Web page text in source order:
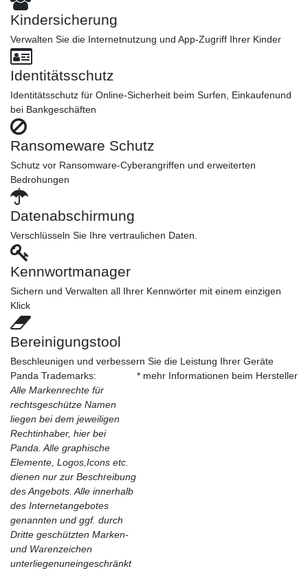
Kindersicherung
Verwalten Sie die Internetnutzung und App-Zugriff Ihrer Kinder
Identitätsschutz
Identitätsschutz für Online-Sicherheit beim Surfen, Einkaufenund
bei Bankgeschäften
Ransomeware Schutz
Schutz vor Ransomware-Cyberangriffen und erweiterten
Bedrohungen
Datenabschirmung
Verschlüsseln Sie Ihre vertraulichen Daten.
Kennwortmanager
Sichern und Verwalten all Ihrer Kennwörter mit einem einzigen
Klick
Bereinigungstool
Beschleunigen und verbessern Sie die Leistung Ihrer Geräte
* mehr Informationen beim Hersteller
Panda Trademarks:
Alle Markenrechte für
rechtsgeschütze Namen
liegen bei dem jeweiligen
Rechtinhaber, hier bei
Panda. Alle graphische
Elemente, Logos,Icons etc.
dienen nur zur Beschreibung
des Angebots. Alle innerhalb
des Internetangebotes
genannten und ggf. durch
Dritte geschützten Marken-
und Warenzeichen
unterliegenuneingeschränkt